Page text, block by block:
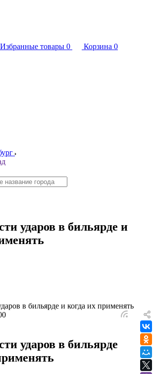
Избранные товары 0 Корзина 0
ударов в бильярде и
в бильярде и когда их применять
ударов в бильярде